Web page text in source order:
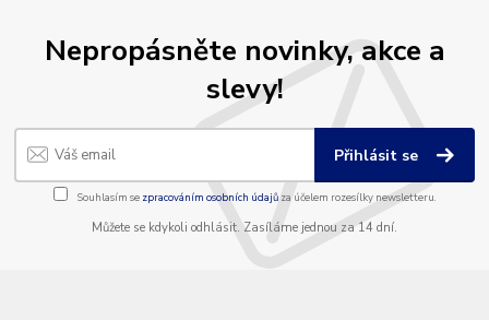
Nepropásněte novinky, akce a
slevy!
Přihlásit se
Souhlasím se zpracováním osobních údajůza účelem rozesílky newsletteru.
Můžete se kdykoli odhlásit. Zasíláme jednou za 14 dní.